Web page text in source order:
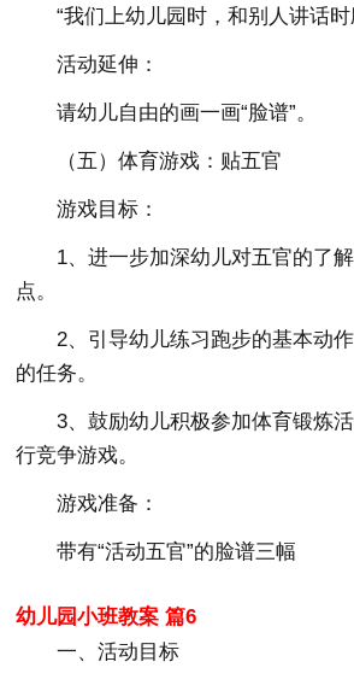
“我们上幼儿园时，和别人讲话
活动延伸：
请幼儿自由的画一画“脸谱”。
（五）体育游戏：贴五官
游戏目标：
1、进一步加深幼儿对五官的了
点。
2、引导幼儿练习跑步的基本动
的任务。
3、鼓励幼儿积极参加体育锻炼
行竞争游戏。
游戏准备：
带有“活动五官”的脸谱三幅
幼儿园小班教案 篇6
一、活动目标